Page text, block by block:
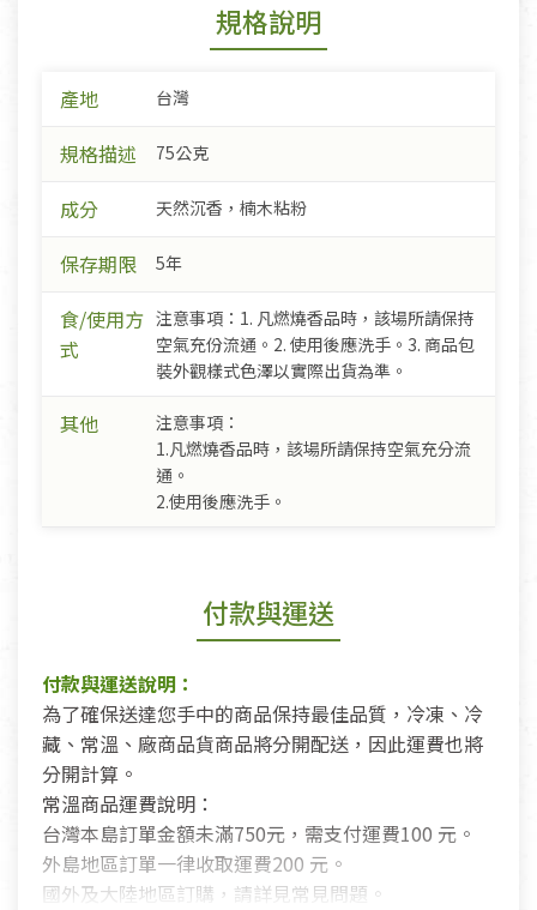
規格說明
產地 台灣
規格描述 75公克
成分 天然沉香，楠木粘粉
保存期限 5年
食/使用方
式
注意事項：1. 凡燃燒香品時，該場所請保持
空氣充份流通。2. 使用後應洗手。3. 商品包
裝外觀樣式色澤以實際出貨為準。
其他
注意事項：
1.凡燃燒香品時，該場所請保持空氣充分流
通。
2.使用後應洗手。
付款與運送
付款與運送說明：
為了確保送達您手中的商品保持最佳品質，冷凍、冷
藏、常溫、廠商品貨商品將分開配送，因此運費也將
分開計算。
常溫商品運費說明：
台灣本島訂單金額未滿750元，需支付運費100 元。
外島地區訂單一律收取運費200 元。
國外及大陸地區訂購，請詳見常見問題。